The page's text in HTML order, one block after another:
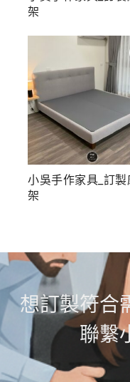
架
小吳手作家具_訂製
架
想訂製符合
聯繫